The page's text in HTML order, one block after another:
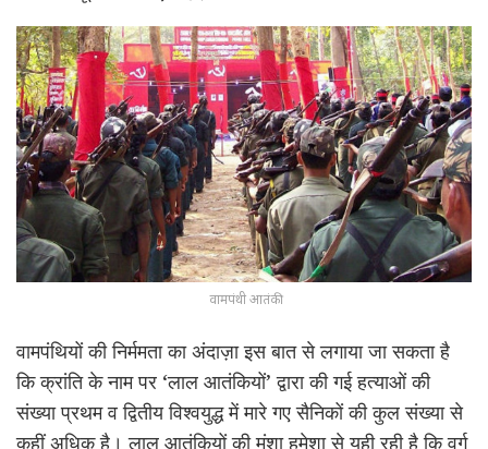
वामपंथी आतंकी
वामपंथियों की निर्ममता का अंदाज़ा इस बात से लगाया जा सकता है
कि क्रांति के नाम पर ‘लाल आतंकियों’ द्वारा की गई हत्याओं की
संख्या प्रथम व द्वितीय विश्वयुद्ध में मारे गए सैनिकों की कुल संख्या से
कहीं अधिक है। लाल आतंकियों की मंशा हमेशा से यही रही है कि वर्ग